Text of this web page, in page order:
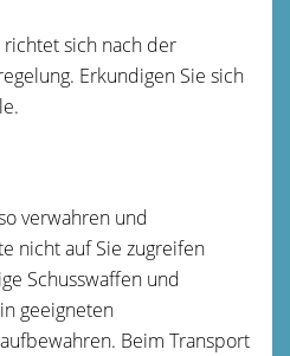
sich nach der
Erkundigen Sie sich
verwahren und
nicht auf Sie zugreifen
Schusswaffen und
geeigneten
Beim Transport